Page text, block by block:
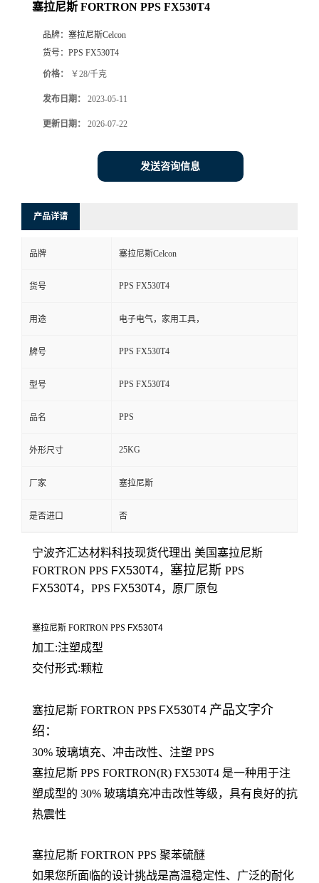
厅
系
言
塞拉尼斯 FORTRON PPS FX530T4
品牌： 塞拉尼斯Celcon
货号： PPS FX530T4
价格： ￥28/千克
发布日期： 2023-05-11
更新日期： 2026-07-22
发送咨询信息
产品详请
品牌 塞拉尼斯Celcon
货号 PPS FX530T4
用途 电子电气，家用工具，
牌号 PPS FX530T4
型号 PPS FX530T4
品名 PPS
外形尺寸 25KG
厂家 塞拉尼斯
是否进口 否
宁波齐汇达材料科技现货代理出 美国 塞拉尼斯
FORTRON PPS FX530T4， 塞拉尼斯 PPS
FX530T4，PPS FX530T4，原厂原包
塞拉尼斯 FORTRON PPS FX530T4
加工:注塑成型
交付形式:颗粒
塞拉尼斯 FORTRON PPS FX530T4 产品文字介
绍：
30% 玻璃填充、冲击改性、注塑 PPS
塞拉尼斯 PPS FORTRON(R) FX530T4 是一种用于注
塑成型的 30% 玻璃填充冲击改性等级，具有良好的抗
热震性
塞拉尼斯 FORTRON PPS 聚苯硫醚
如果您所面临的设计挑战是高温稳定性、广泛的耐化